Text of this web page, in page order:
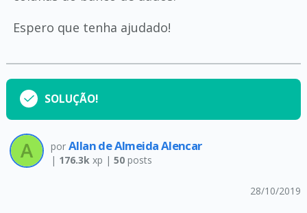
Espero que tenha ajudado!
SOLUÇÃO!
por Allan de Almeida Alencar
| 176.3kxp | 50posts
28/10/2019